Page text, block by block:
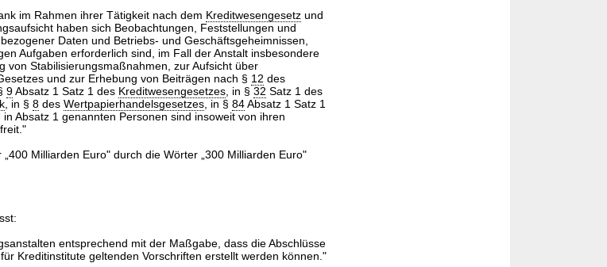
im Rahmen ihrer Tätigkeit nach dem Kreditwesengesetzund
haben sich Beobachtungen, Feststellungen und
Daten und Betriebs- und Geschäftsgeheimnissen,
Aufgaben erforderlich sind, im Fall der Anstalt insbesondere
von Stabilisierungsmaßnahmen, zur Aufsicht über
und zur Erhebung von Beiträgen nach § 12 des
9Absatz 1 Satz 1 des Kreditwesengesetzes, in § 32 Satz 1 des
, in § 8des Wertpapierhandelsgesetzes, in § 84Absatz 1 Satz 1
Absatz 1 genannten Personen sind insoweit von ihren
Milliarden Euro" durch die Wörter „300 Milliarden Euro"
entsprechend mit der Maßgabe, dass die Abschlüsse
Kreditinstitute geltenden Vorschriften erstellt werden können."